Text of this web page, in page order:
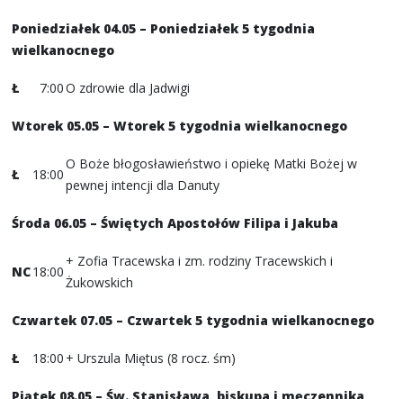
Poniedziałek 04.05 – Poniedziałek 5 tygodnia
wielkanocnego
Ł 7:00O zdrowie dla Jadwigi
Wtorek 05.05 – Wtorek 5 tygodnia wielkanocnego
Ł 18:00
O Boże błogosławieństwo i opiekę Matki Bożej w
pewnej intencji dla Danuty
Środa 06.05 – Świętych Apostołów Filipa i Jakuba
NC18:00
+ Zofia Tracewska i zm. rodziny Tracewskich i
Żukowskich
Czwartek 07.05 – Czwartek 5 tygodnia wielkanocnego
Ł 18:00 + Urszula Miętus (8 rocz. śm)